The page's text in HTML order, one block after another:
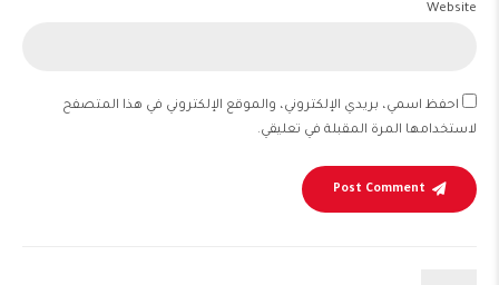
Website
احفظ اسمي، بريدي الإلكتروني، والموقع الإلكتروني في هذا المتصفح
لاستخدامها المرة المقبلة في تعليقي.
Post Comment